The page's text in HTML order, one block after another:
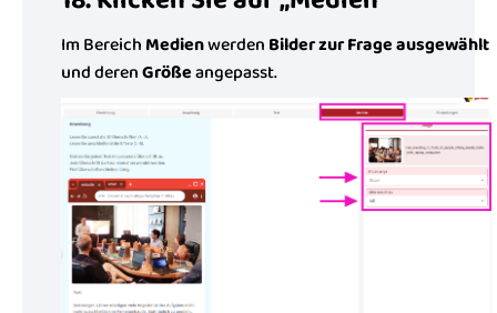
Im Bereich Medienwerden Bilder zur Frage ausgewählt
und derenGrößeangepasst.